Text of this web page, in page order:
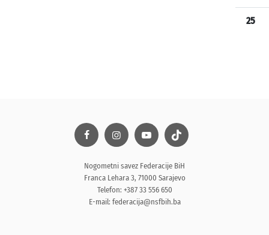
25
Nogometni savez Federacije BiH
Franca Lehara 3, 71000 Sarajevo
Telefon: +387 33 556 650
E-mail: federacija@nsfbih.ba